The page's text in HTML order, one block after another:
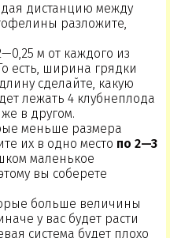
дистанцию между
разложите,
м от каждого из
есть, ширина грядки
сделайте, какую
лежать 4 клубнеплода
в другом.
меньше размера
их в одно место по 2—3
маленькое
вы соберете
больше величины
у вас будет расти
система будет плохо